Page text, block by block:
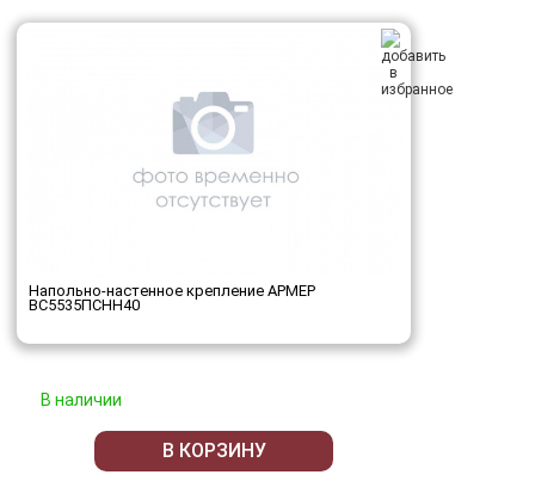
Напольно-настенное крепление АРМЕР
ВС5535ПСНН40
В наличии
В КОРЗИНУ